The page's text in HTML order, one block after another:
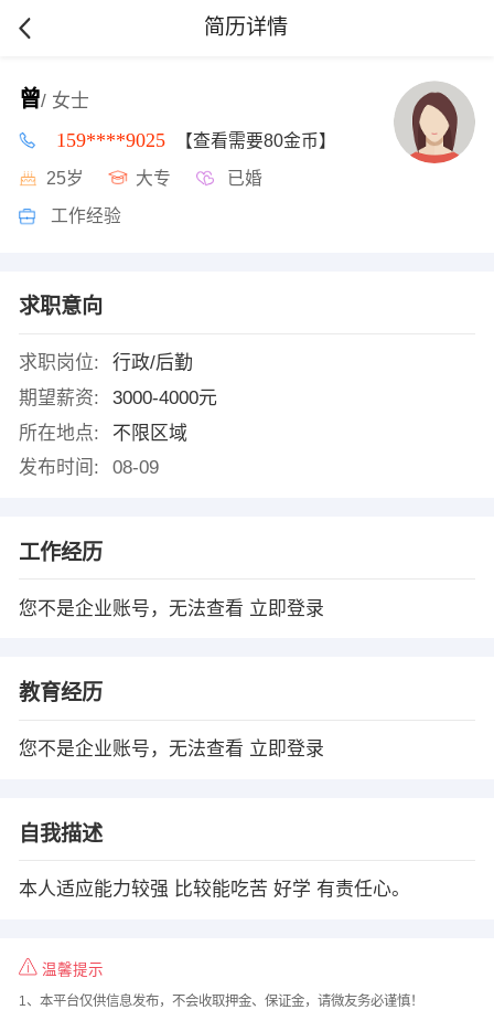
简历详情
曾/ 女士
159****9025 【查看需要80金币】
25岁 大专 已婚
工作经验
求职意向
求职岗位:
行政/后勤
期望薪资:
3000-4000元
所在地点:
不限区域
发布时间:
08-09
工作经历
您不是企业账号，无法查看 立即登录
教育经历
您不是企业账号，无法查看 立即登录
自我描述
本人适应能力较强 比较能吃苦 好学 有责任心。
温馨提示
1、本平台仅供信息发布，不会收取押金、保证金，请微友务必谨慎！